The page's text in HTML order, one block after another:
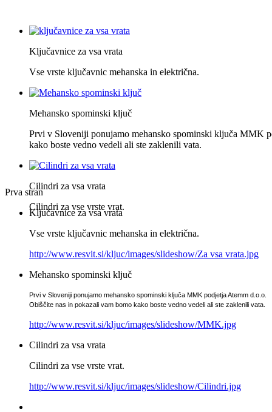
Ključavnice za vsa vrata
Vse vrste ključavnic mehanska in električna.
Mehansko spominski ključ
Prvi v Sloveniji ponujamo mehansko spominski ključa MMK
kako boste vedno vedeli ali ste zaklenili vata.
Cilindri za vsa vrata
Cilindri za vse vrste vrat.
Prva stran
Ključavnice za vsa vrata
Vse vrste ključavnic mehanska in električna.
http://www.resvit.si/kljuc/images/slideshow/Za vsa vrata.jpg
Mehansko spominski ključ
Prvi v Sloveniji ponujamo mehansko spominski ključa MMK podjetja Atemm d.o.o.
Obiščite nas in pokazali vam bomo kako boste vedno vedeli ali ste zaklenili vata.
http://www.resvit.si/kljuc/images/slideshow/MMK.jpg
Cilindri za vsa vrata
Cilindri za vse vrste vrat.
http://www.resvit.si/kljuc/images/slideshow/Cilindri.jpg